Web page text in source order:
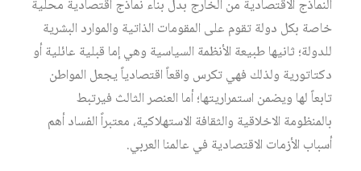
النماذج الاقتصادية من الخارج بدل بناء نماذج اقتصادية محلية
خاصة بكل دولة تقوم على المقومات الذاتية والموارد البشرية
للدولة؛ ثانيها طبيعة الأنظمة السياسية وهي إما قبلية عائلية أو
دكتاتورية ولذلك فهي تكرس واقعاً اقتصادياً يجعل المواطن
تابعاً لها ويضمن استمراريتها؛ أما العنصر الثالث فيرتبط
بالمنظومة الاخلاقية والثقافة الاستهلاكية، معتبراً الفساد أهم
أسباب الأزمات الاقتصادية في عالمنا العربي.